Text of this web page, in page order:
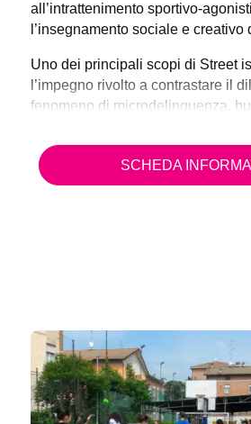
all’intrattenimento sportivo-
l’insegnamento sociale e
Uno dei principali scopi di Street
l’impegno rivolto a contrastare il
fenomeno di microdelinquenza,
metropolitane: alienazione,
stimoli e di punti di riferimento
Questo anche attraverso l’offerta
SCHEDA